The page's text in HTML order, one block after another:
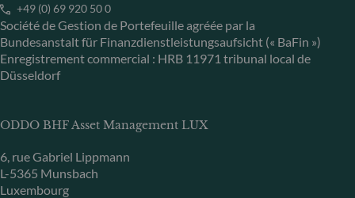
+49 (0) 69 920 50 0
Société de Gestion de Portefeuille agréée par la
Bundesanstalt für Finanzdienstleistungsaufsicht (« BaFin »)
Enregistrement commercial : HRB 11971 tribunal local de
Düsseldorf
ODDO BHF Asset Management LUX
6, rue Gabriel Lippmann
L-5365 Munsbach
Luxembourg